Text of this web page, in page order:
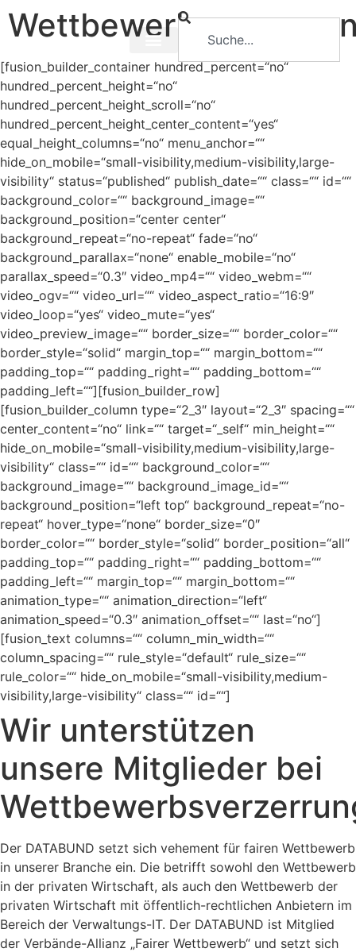
[fusion_builder_container hundred_percent=“no“
hundred_percent_height=“no“
hundred_percent_height_scroll=“no“
hundred_percent_height_center_content=“yes“
equal_height_columns=“no“ menu_anchor=““
hide_on_mobile=“small-visibility,medium-visibility,large-
visibility“ status=“published“ publish_date=““ class=““ id=““
background_color=““ background_image=““
background_position=“center center“
background_repeat=“no-repeat“ fade=“no“
background_parallax=“none“ enable_mobile=“no“
parallax_speed=“0.3″ video_mp4=““ video_webm=““
video_ogv=““ video_url=““ video_aspect_ratio=“16:9″
video_loop=“yes“ video_mute=“yes“
video_preview_image=““ border_size=““ border_color=““
border_style=“solid“ margin_top=““ margin_bottom=““
padding_top=““ padding_right=““ padding_bottom=““
padding_left=““][fusion_builder_row]
[fusion_builder_column type=“2_3″ layout=“2_3″ spacing=““
center_content=“no“ link=““ target=“_self“ min_height=““
hide_on_mobile=“small-visibility,medium-visibility,large-
visibility“ class=““ id=““ background_color=““
background_image=““ background_image_id=““
background_position=“left top“ background_repeat=“no-
repeat“ hover_type=“none“ border_size=“0″
border_color=““ border_style=“solid“ border_position=“all“
padding_top=““ padding_right=““ padding_bottom=““
padding_left=““ margin_top=““ margin_bottom=““
animation_type=““ animation_direction=“left“
animation_speed=“0.3″ animation_offset=““ last=“no“]
[fusion_text columns=““ column_min_width=““
column_spacing=““ rule_style=“default“ rule_size=““
rule_color=““ hide_on_mobile=“small-visibility,medium-
visibility,large-visibility“ class=““ id=““]
Wir unterstützen
unsere Mitglieder bei
Der DATABUND setzt sich vehement für fairen Wettbewerb
in unserer Branche ein. Die betrifft sowohl den Wettbewerb
in der privaten Wirtschaft, als auch den Wettbewerb der
privaten Wirtschaft mit öffentlich-rechtlichen Anbietern im
Bereich der Verwaltungs-IT. Der DATABUND ist Mitglied
der Verbände-Allianz „Fairer Wettbewerb“ und setzt sich